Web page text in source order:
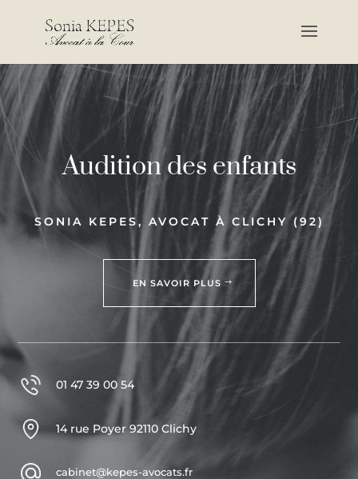
Audition des enfants
SONIA KEPES, AVOCAT À CLICHY (92)
EN SAVOIR PLUS
01 47 39 00 54
14 rue Poyer 92110 Clichy
cabinet@kepes-avocats.fr